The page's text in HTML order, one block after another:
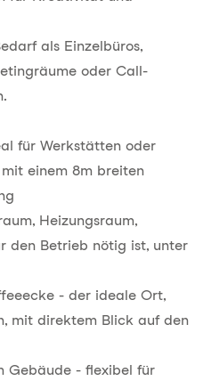
als Einzelbüros,
oder Call-
für Werkstätten oder
einem 8m breiten
Heizungsraum,
den Betrieb nötig ist, unter
- der ideale Ort,
mit direktem Blick auf den
Gebäude - flexibel für